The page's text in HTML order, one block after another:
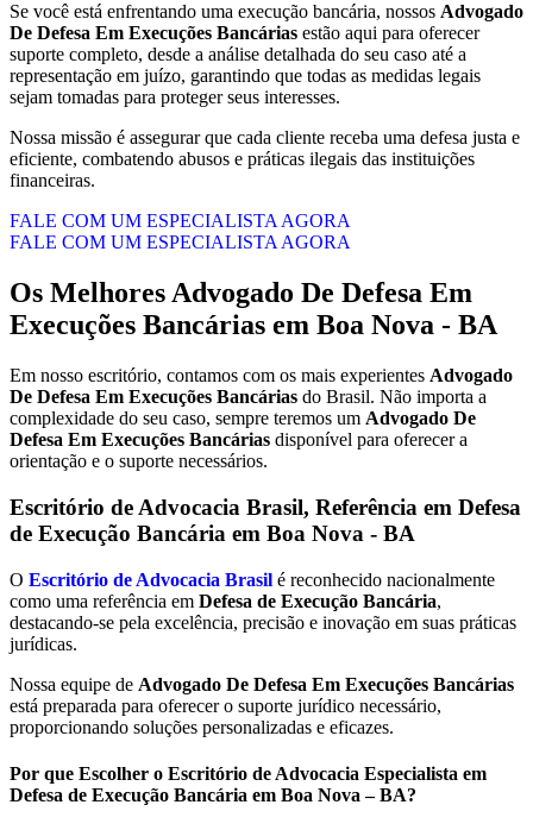
Se você está enfrentando uma execução bancária, nossos Advogado
De Defesa Em Execuções Bancárias estão aqui para oferecer
suporte completo, desde a análise detalhada do seu caso até a
representação em juízo, garantindo que todas as medidas legais
sejam tomadas para proteger seus interesses.
Nossa missão é assegurar que cada cliente receba uma defesa justa e
eficiente, combatendo abusos e práticas ilegais das instituições
financeiras.
FALE COM UM ESPECIALISTA AGORA
FALE COM UM ESPECIALISTA AGORA
Os Melhores Advogado De Defesa Em
Execuções Bancárias em Boa Nova - BA
Em nosso escritório, contamos com os mais experientes Advogado
De Defesa Em Execuções Bancárias do Brasil. Não importa a
complexidade do seu caso, sempre teremos um Advogado De
Defesa Em Execuções Bancárias disponível para oferecer a
orientação e o suporte necessários.
Escritório de Advocacia Brasil, Referência em Defesa
de Execução Bancária em Boa Nova - BA
O Escritório de Advocacia Brasil é reconhecido nacionalmente
como uma referência em Defesa de Execução Bancária,
destacando-se pela excelência, precisão e inovação em suas práticas
jurídicas.
Nossa equipe de Advogado De Defesa Em Execuções Bancárias
está preparada para oferecer o suporte jurídico necessário,
proporcionando soluções personalizadas e eficazes.
Por que Escolher o Escritório de Advocacia Especialista em
Defesa de Execução Bancária em Boa Nova – BA?